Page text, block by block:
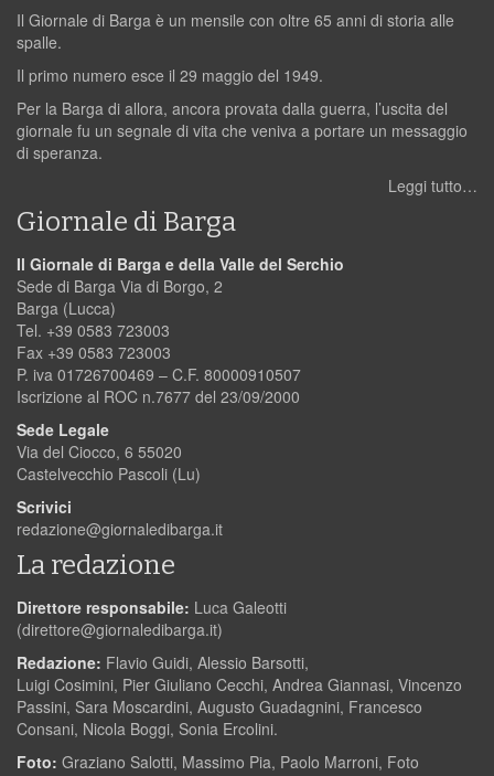
Il Giornale di Barga è un mensile con oltre 65 anni di storia alle
spalle.
Il primo numero esce il 29 maggio del 1949.
Per la Barga di allora, ancora provata dalla guerra, l’uscita del
giornale fu un segnale di vita che veniva a portare un messaggio
di speranza.
Leggi tutto…
Giornale di Barga
Il Giornale di Barga e della Valle del Serchio
Sede di Barga Via di Borgo, 2
Barga (Lucca)
Tel. +39 0583 723003
Fax +39 0583 723003
P. iva 01726700469 – C.F. 80000910507
Iscrizione al ROC n.7677 del 23/09/2000
Sede Legale
Via del Ciocco, 6 55020
Castelvecchio Pascoli (Lu)
Scrivici
redazione@giornaledibarga.it
La redazione
Direttore responsabile: Luca Galeotti
(direttore@giornaledibarga.it)
Redazione: Flavio Guidi, Alessio Barsotti,
Luigi Cosimini, Pier Giuliano Cecchi, Andrea Giannasi, Vincenzo
Passini, Sara Moscardini, Augusto Guadagnini, Francesco
Consani, Nicola Boggi, Sonia Ercolini.
Foto: Graziano Salotti, Massimo Pia, Paolo Marroni, Foto